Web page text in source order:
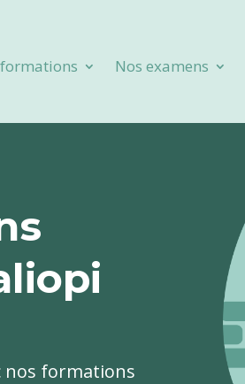
Nos examens
nos formations